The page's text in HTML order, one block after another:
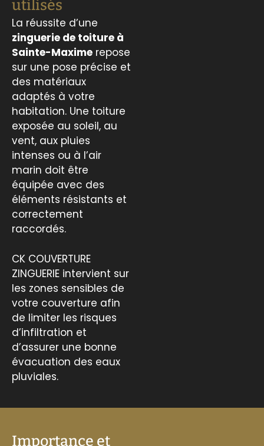
utilisés
La réussite d’une
zinguerie de toiture à
Sainte-Maxime repose
sur une pose précise et
des matériaux
adaptés à votre
habitation. Une toiture
exposée au soleil, au
vent, aux pluies
intenses ou à l’air
marin doit être
équipée avec des
éléments résistants et
correctement
raccordés.
CK COUVERTURE
ZINGUERIE intervient sur
les zones sensibles de
votre couverture afin
de limiter les risques
d’infiltration et
d’assurer une bonne
évacuation des eaux
pluviales.
Importance et